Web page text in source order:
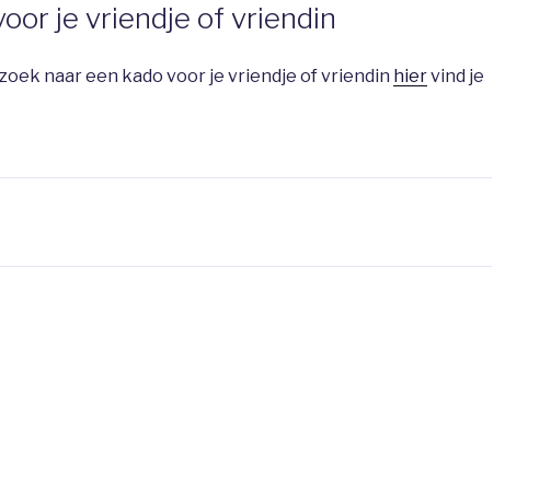
je vriendje of vriendin
naar een kado voor je vriendje of vriendin hiervind je